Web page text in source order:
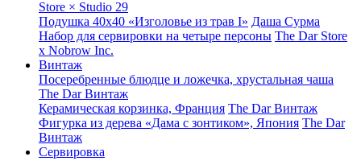
Store × Studio 29
Подушка 40x40 «Изголовье из трав I» Даша Сурма
Набор для сервировки на четыре персоны The Dar Store
х Nobrow Inc.
Винтаж
Посеребренные блюдце и ложечка, хрустальная чаша
The Dar Винтаж
Керамическая корзинка, Франция The Dar Винтаж
Фигурка из дерева «Дама с зонтиком», Япония The Dar
Винтаж
Сервировка